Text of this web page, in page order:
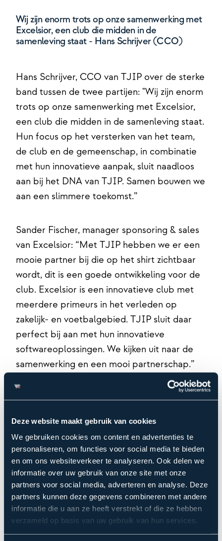
Deze website maakt gebruik van cookies
We gebruiken cookies om content en advertenties te
personaliseren, om functies voor social media te bieden
en om ons websiteverkeer te analyseren. Ook delen we
informatie over uw gebruik van onze site met onze
partners voor social media, adverteren en analyse. Deze
partners kunnen deze gegevens combineren met andere
informatie die u aan ze heeft verstrekt of die ze hebben
verzameld op basis van uw gebruik van hun services.
Wij zijn enorm trots op onze samenwerking met
Excelsior, een club die midden in de
samenleving staat - Hans Schrijver (CCO)
Hans Schrijver, CCO van TJIP over de sterke
band tussen de twee partijen: "Wij zijn enorm
trots op onze samenwerking met Excelsior,
een club die midden in de samenleving staat.
Hun focus op het versterken van het team,
de club en de gemeenschap, in combinatie
met hun innovatieve aanpak, sluit naadloos
aan bij het DNA van TJIP. Samen bouwen we
aan een slimmere toekomst.”
Sander Fischer, manager sponsoring & sales
van Excelsior: “Met TJIP hebben we er een
mooie partner bij die op het shirt zichtbaar
wordt, dit is een goede ontwikkeling voor de
club. Excelsior is een innovatieve club met
meerdere primeurs in het verleden op
zakelijk- en voetbalgebied. TJIP sluit daar
perfect bij aan met hun innovatieve
softwareoplossingen. We kijken uit naar de
samenwerking en een mooi partnerschap.”
Nieuws, inzichten en
verdieping:meer diepgang